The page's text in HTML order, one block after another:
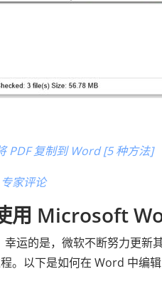
PDF 复制到 Word [5 种方法]
家评论
用 Microsoft
运的是，微软不断努力更
。以下是如何在 Word 中编辑